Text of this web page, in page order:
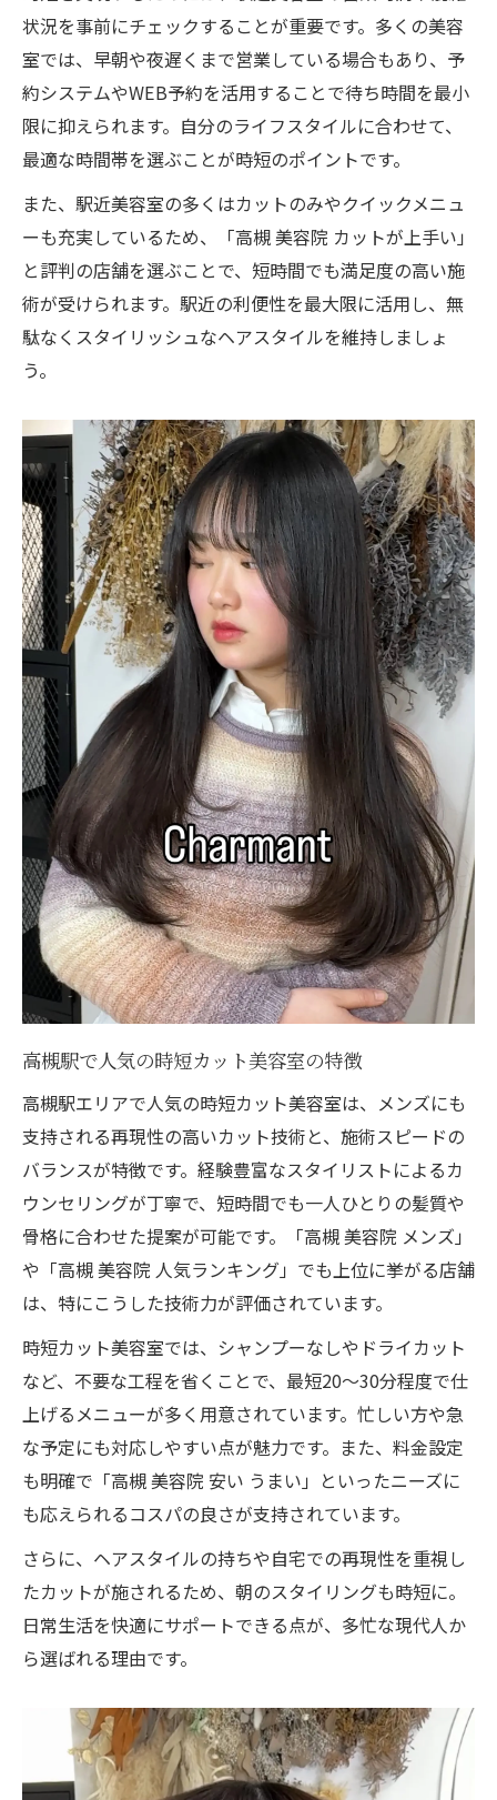
状況を事前にチェックすることが重要です。多くの美容
室では、早朝や夜遅くまで営業している場合もあり、予
約システムやWEB予約を活用することで待ち時間を最小
限に抑えられます。自分のライフスタイルに合わせて、
最適な時間帯を選ぶことが時短のポイントです。
また、駅近美容室の多くはカットのみやクイックメニュ
ーも充実しているため、「高槻 美容院 カットが上手い」
と評判の店舗を選ぶことで、短時間でも満足度の高い施
術が受けられます。駅近の利便性を最大限に活用し、無
駄なくスタイリッシュなヘアスタイルを維持しましょ
う。
高槻駅で人気の時短カット美容室の特徴
高槻駅エリアで人気の時短カット美容室は、メンズにも
支持される再現性の高いカット技術と、施術スピードの
バランスが特徴です。経験豊富なスタイリストによるカ
ウンセリングが丁寧で、短時間でも一人ひとりの髪質や
骨格に合わせた提案が可能です。「高槻 美容院 メンズ」
や「高槻 美容院 人気ランキング」でも上位に挙がる店舗
は、特にこうした技術力が評価されています。
時短カット美容室では、シャンプーなしやドライカット
など、不要な工程を省くことで、最短20〜30分程度で仕
上げるメニューが多く用意されています。忙しい方や急
な予定にも対応しやすい点が魅力です。また、料金設定
も明確で「高槻 美容院 安い うまい」といったニーズに
も応えられるコスパの良さが支持されています。
さらに、ヘアスタイルの持ちや自宅での再現性を重視し
たカットが施されるため、朝のスタイリングも時短に。
日常生活を快適にサポートできる点が、多忙な現代人か
ら選ばれる理由です。